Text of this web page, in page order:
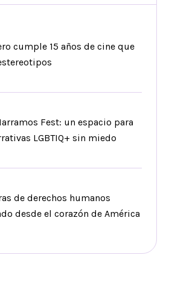
cumple 15 años de cine que
Fest: un espacio para
LGBTIQ+ sin miedo
de derechos humanos
desde el corazón de América